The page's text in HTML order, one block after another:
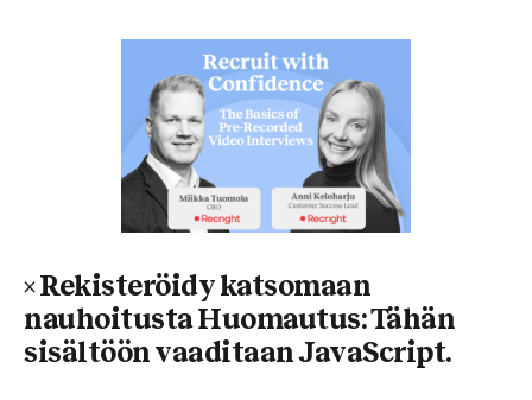
× Rekisteröidy katsomaan
nauhoitusta Huomautus: Tähän
sisältöön vaaditaan JavaScript.